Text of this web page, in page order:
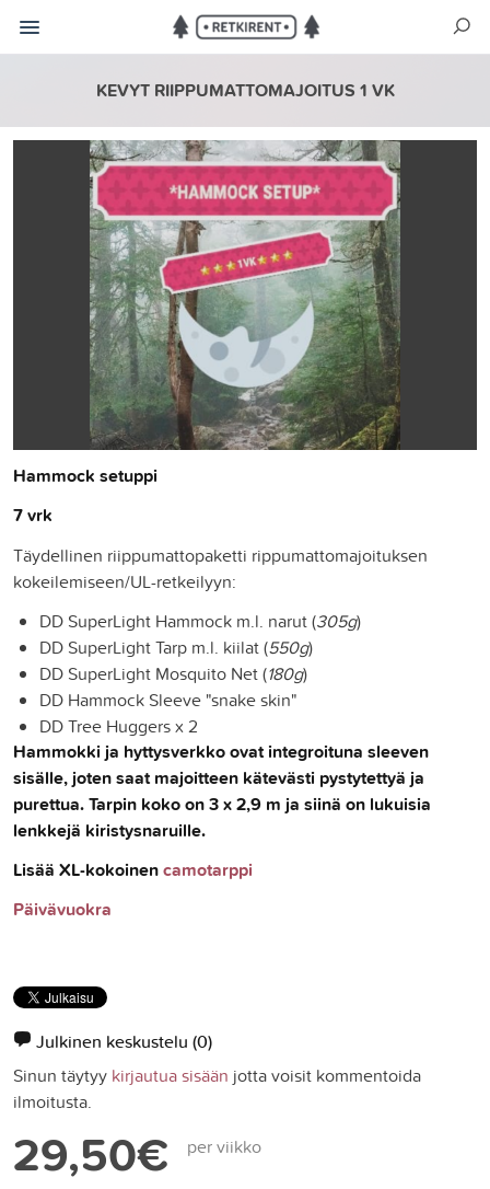
KEVYT RIIPPUMATTOMAJOITUS 1 VK
Hammock setuppi
7 vrk
Täydellinen riippumattopaketti rippumattomajoituksen
kokeilemiseen/UL-retkeilyyn:
DD SuperLight Hammock m.l. narut (305g)
DD SuperLight Tarp m.l. kiilat (550g)
DD SuperLight Mosquito Net (180g)
DD Hammock Sleeve "snake skin"
DD Tree Huggers x 2
Hammokki ja hyttysverkko ovat integroituna sleeven
sisälle, joten saat majoitteen kätevästi pystytettyä ja
purettua. Tarpin koko on 3 x 2,9 m ja siinä on lukuisia
lenkkejä kiristysnaruille.
Lisää XL-kokoinencamotarppi
Päivävuokra
Julkinen keskustelu (0)
Sinun täytyy kirjautua sisään jotta voisit kommentoida
ilmoitusta.
29,50€ per viikko